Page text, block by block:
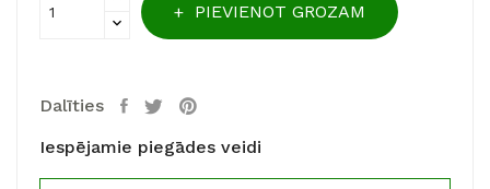
PIEVIENOT GROZAM
Dalīties
Iespējamie piegādes veidi